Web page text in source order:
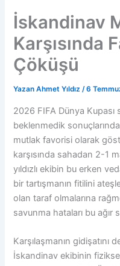
İskandinav
Karşısında
Çöküşü
Yazan Ahmet Yıldız/6
2026 FIFA Dünya
beklenmedik
mutlak favorisi olarak
karşısında sahadan 2-1
yıldızlı ekibin bu erken
bir tartışmanın fitilini
olan taraf olmalarına
savunma hataları bu
Karşılaşmanın gidişatını
İskandinav ekibinin